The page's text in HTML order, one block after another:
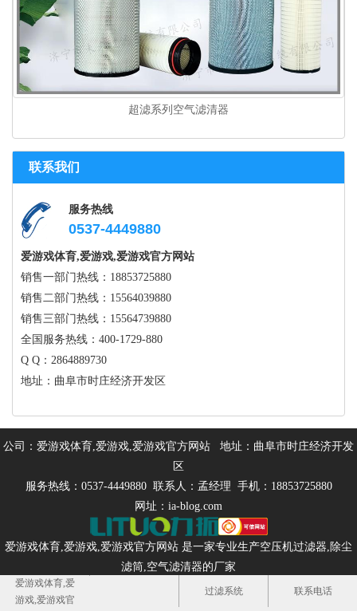
超滤系列空气滤清器
联系我们
服务热线
0537-4449880
爱游戏体育,爱游戏,爱游戏官方网站
销售一部门热线：18853725880
销售二部门热线：15564039880
销售三部门热线：15564739880
全国服务热线：400-1729-880
Q Q：2864889730
地址：曲阜市时庄经济开发区
公司：爱游戏体育,爱游戏,爱游戏官方网站 地址：曲阜市时庄经济开发
区
服务热线：0537-4449880 联系人：孟经理 手机：18853725880
网址：ia-blog.com
爱游戏体育,爱游戏,爱游戏官方网站 是一家专业生产空压机过滤器, 除尘
滤筒,空气滤清器的厂家
营业执照公示
爱游戏体育,爱
游戏,爱游戏官
过滤系统 联系电话